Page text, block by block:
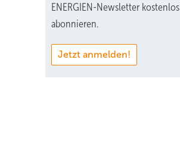
ENERGIEN-Newsletter kostenlos
abonnieren.
Jetzt anmelden!